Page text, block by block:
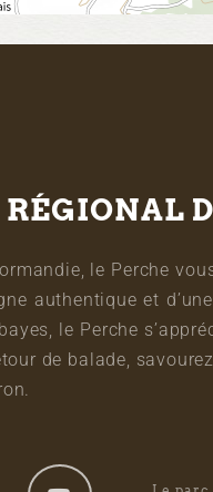
le Perche
authentique et
le Perche
de balade,